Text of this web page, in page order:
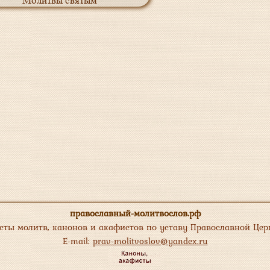
православный-молитвослов.рф
молитв, канонов и акафистов по уставу Православной
E-mail: prav-molitvoslov@yandex.ru